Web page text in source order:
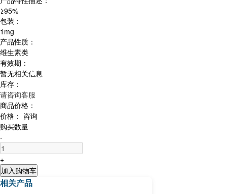
≥95%
包装：
1mg
产品性质：
维生素类
有效期：
暂无相关信息
库存：
请咨询客服
商品价格：
价格： 咨询
购买数量
-
+
加入购物车
相关产品